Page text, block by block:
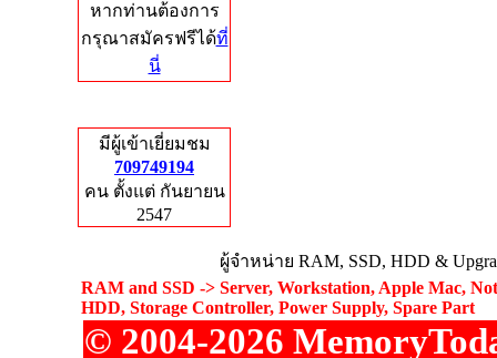
หากท่านต้องการ
กรุณาสมัครฟรีได้ที่
นี่
มีผู้เข้าเยี่ยมชม
709749194
คน ตั้งแต่ กันยายน
2547
ผู้จำหน่าย RAM, SSD, HDD &
RAM and SSD -> Server, Workstation, Apple Mac,
HDD, Storage Controller, Power Supply, Spare Part
© 2004-2026